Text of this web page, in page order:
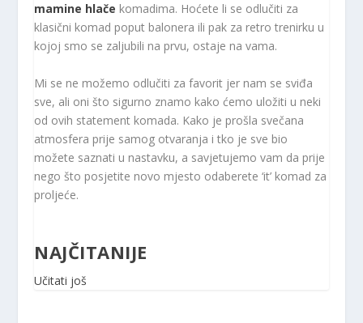
mamine hlače komadima. Hoćete li se odlučiti za
klasični komad poput balonera ili pak za retro trenirku u
kojoj smo se zaljubili na prvu, ostaje na vama.
Mi se ne možemo odlučiti za favorit jer nam se sviđa
sve, ali oni što sigurno znamo kako ćemo uložiti u neki
od ovih statement komada. Kako je prošla svečana
atmosfera prije samog otvaranja i tko je sve bio
možete saznati u nastavku, a savjetujemo vam da prije
nego što posjetite novo mjesto odaberete ‘it’ komad za
proljeće.
NAJČITANIJE
Učitati još